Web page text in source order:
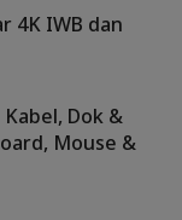
4K IWB dan
Kabel, Dok &
Mouse &